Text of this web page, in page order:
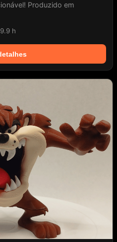
Produzido em
h